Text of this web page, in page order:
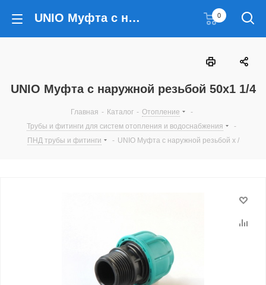
UNIO Муфта с наружной резьбой 50x1 1/4 0
UNIO Муфта с наружной резьбой 50x1 1/4
Главная - Каталог - Отопление
-
Трубы и фитинги для систем отопления и водоснабжения
-
ПНД трубы и фитинги
- UNIO Муфта с наружной резьбой x /